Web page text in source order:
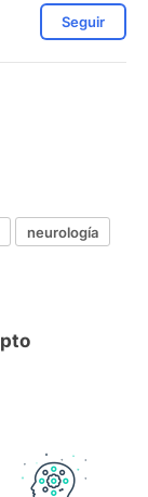
Seguir
neurología